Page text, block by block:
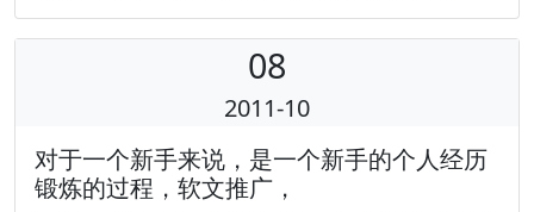
08
2011-10
对于一个新手来说，是一个新手的个人经历
锻炼的过程，软文推广，